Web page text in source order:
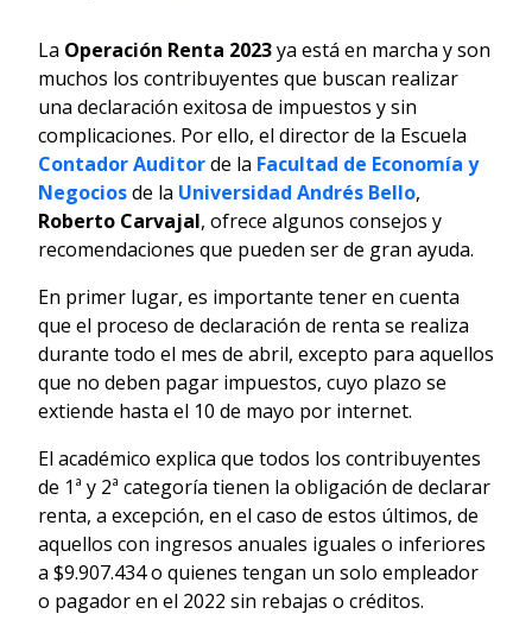
La Operación Renta 2023ya está en marcha y son
muchos los contribuyentes que buscan realizar
una declaración exitosa de impuestos y sin
complicaciones. Por ello, el director de la Escuela
Contador Auditorde la Facultad de Economía y
Negociosde la Universidad Andrés Bello,
Roberto Carvajal, ofrece algunos consejos y
recomendaciones que pueden ser de gran ayuda.
En primer lugar, es importante tener en cuenta
que el proceso de declaración de renta se realiza
durante todo el mes de abril, excepto para aquellos
que no deben pagar impuestos, cuyo plazo se
extiende hasta el 10 de mayo por internet.
El académico explica que todos los contribuyentes
de 1ª y 2ª categoría tienen la obligación de declarar
renta, a excepción, en el caso de estos últimos, de
aquellos con ingresos anuales iguales o inferiores
a $9.907.434 o quienes tengan un solo empleador
o pagador en el 2022 sin rebajas o créditos.